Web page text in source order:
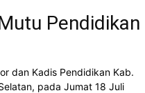
Pendidikan
dan Kadis Pendidikan Kab.
pada Jumat 18 Juli